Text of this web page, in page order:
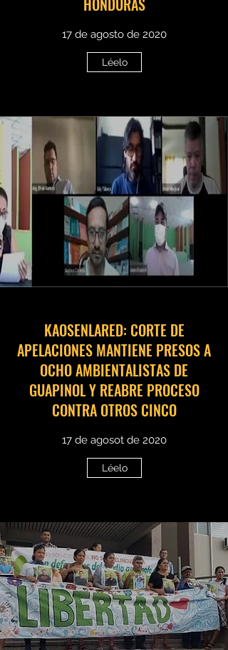
HONDURAS
17 de agosto de 2020
Léelo
KAOSENLARED: CORTE DE
APELACIONES MANTIENE PRESOS A
OCHO AMBIENTALISTAS DE
GUAPINOL Y REABRE PROCESO
CONTRA OTROS CINCO
17 de agosot de 2020
Léelo